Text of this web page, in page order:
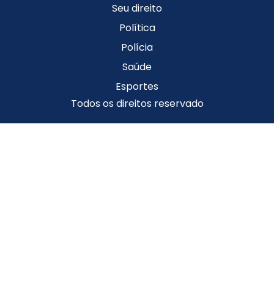
Seu direito
Política
Polícia
Saúde
Esportes
Todos os direitos reservado